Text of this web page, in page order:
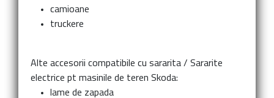
camioane
truckere
Alte accesorii compatibile cu sararita / Sararite
electrice pt masinile de teren Skoda:
lame de zapada